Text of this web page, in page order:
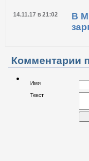
14.11.17 в 21:02
В
Комментарии
Имя
Текст